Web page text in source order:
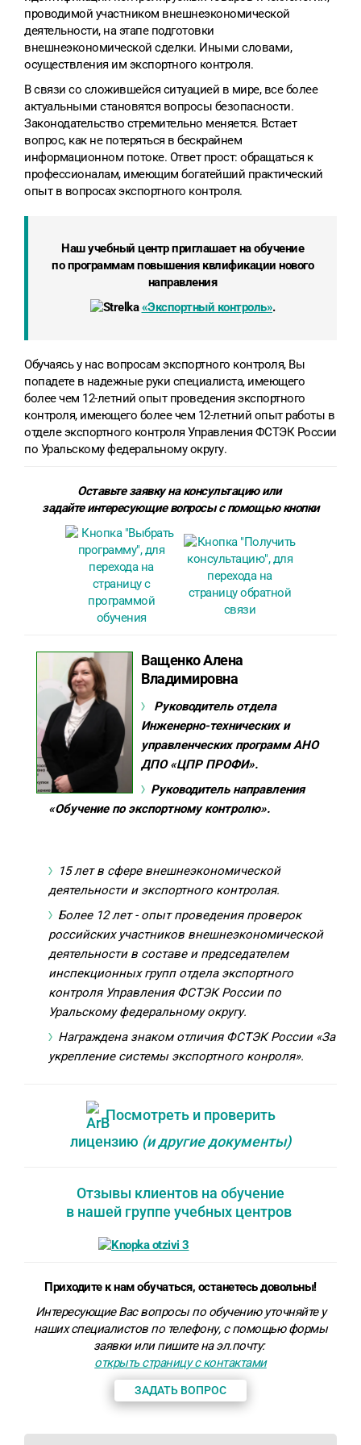
проводимой участником внешнеэкономической
деятельности, на этапе подготовки
внешнеэкономической сделки. Иными словами,
осуществления им экспортного контроля.
В связи со сложившейся ситуацией в мире, все более
актуальными становятся вопросы безопасности.
Законодательство стремительно меняется. Встает
вопрос, как не потеряться в бескрайнем
информационном потоке. Ответ прост: обращаться к
профессионалам, имеющим богатейший практический
опыт в вопросах экспортного контроля.
Наш учебный центр приглашает на обучение
по программам повышения квлификации нового
направления
«Экспортный контроль».
Обучаясь у нас вопросам экспортного контроля, Вы
попадете в надежные руки специалиста, имеющего
более чем 12-летний опыт проведения экспортного
контроля, имеющего более чем 12-летний опыт работы в
отделе экспортного контроля Управления ФСТЭК России
по Уральскому федеральному округу.
Оставьте заявку на консультацию или
задайте интересующие вопросы с помощью кнопки
Ващенко Алена
Владимировна
Руководитель отдела
Инженерно-технических и
управленческих программ АНО
ДПО «ЦПР ПРОФИ».
Руководитель направления
«Обучение по экспортному контролю».
15 лет в сфере внешнеэкономической
деятельности и экспортного контролая.
Более 12 лет - опыт проведения проверок
российских участников внешнеэкономической
деятельности в составе и председателем
инспекционных групп отдела экспортного
контроля Управления ФСТЭК России по
Уральскому федеральному округу.
Награждена знаком отличия ФСТЭК России «За
укрепление системы экспортного конроля».
Посмотреть и проверить
лицензию (и другие документы)
Отзывы клиентов на обучение
в нашей группе учебных центров
Приходите к нам обучаться, останетесь довольны!
Интересующие Вас вопросы по обучению уточняйте у
наших специалистов по телефону, с помощью формы
заявки или пишите на эл.почту:
открыть страницу с контактами
ЗАДАТЬ ВОПРОС